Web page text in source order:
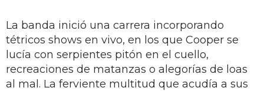
La banda inició una carrera incorporando
tétricos shows en vivo, en los que Cooper se
lucía con serpientes pitón en el cuello,
recreaciones de matanzas o alegorías de loas
al mal. La ferviente multitud que acudía a sus